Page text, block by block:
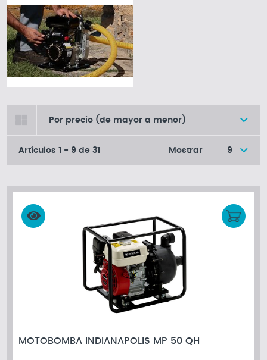
Por precio (de mayor a menor)
Artículos1 - 9 de31 Mostrar 9
MOTOBOMBA INDIANAPOLIS MP 50 QH